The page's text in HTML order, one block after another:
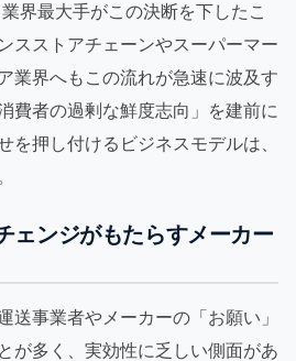
界最大手がこの決断を下したこ
スストアチェーンやスーパーマー
業界へもこの流れが急速に波及す
費者の過剰な鮮度志向」を建前に
を押し付けるビジネスモデルは、
ェンジがもたらすメーカー
送事業者やメーカーの「お願い」
が多く、実効性に乏しい側面があ